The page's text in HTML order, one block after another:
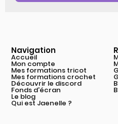
Navigation
Accueil
Mon compte
Mes formations tricot
Mes formations crochet
Découvrir le discord
Fonds d'écran
Le blog
Qui est Jaenelle ?